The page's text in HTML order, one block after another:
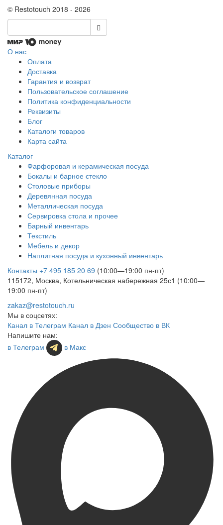
© Restotouch 2018 - 2026
О нас
Оплата
Доставка
Гарантия и возврат
Пользовательское соглашение
Политика конфиденциальности
Реквизиты
Блог
Каталоги товаров
Карта сайта
Каталог
Фарфоровая и керамическая посуда
Бокалы и барное стекло
Столовые приборы
Деревянная посуда
Металлическая посуда
Сервировка стола и прочее
Барный инвентарь
Текстиль
Мебель и декор
Наплитная посуда и кухонный инвентарь
Контакты +7 495 185 20 69 (10:00—19:00 пн-пт)
115172, Москва, Котельническая набережная 25с1 (10:00—
19:00 пн-пт)
zakaz@restotouch.ru
Мы в соцсетях:
Канал в Телеграм Канал в Дзен Сообщество в ВК
Напишите нам:
в Телеграм
в Макс